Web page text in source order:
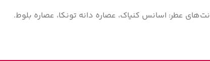
نت‌های عطر: اسانس کنیاک، عصاره دانه تونکا، عصاره بلوط.